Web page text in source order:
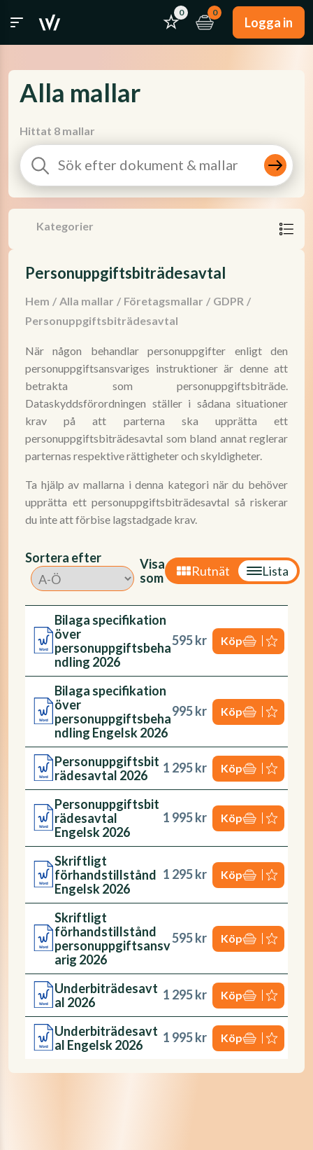
0 0
Logga in
Alla mallar
Hittat 8 mallar
Kategorier
Personuppgiftsbiträdesavtal
Hem / Alla mallar / Företagsmallar / GDPR /
Personuppgiftsbiträdesavtal
När någon behandlar personuppgifter enligt den
personuppgiftsansvariges instruktioner är denne att
betrakta som personuppgiftsbiträde.
Dataskyddsförordningen ställer i sådana situationer
krav på att parterna ska upprätta ett
personuppgiftsbiträdesavtal som bland annat reglerar
parternas respektive rättigheter och skyldigheter.
Ta hjälp av mallarna i denna kategori när du behöver
upprätta ett personuppgiftsbiträdesavtal så riskerar
du inte att förbise lagstadgade krav.
Sortera efter
Visa
som
Rutnät Lista
Bilaga specifikation
över
personuppgiftsbeha
ndling 2026
595 kr Köp
Bilaga specifikation
över
personuppgiftsbeha
ndling Engelsk 2026
995 kr Köp
Personuppgiftsbit
rädesavtal 2026
1 295 kr Köp
Personuppgiftsbit
rädesavtal
Engelsk 2026
1 995 kr Köp
Skriftligt
förhandstillstånd
Engelsk 2026
1 295 kr Köp
Skriftligt
förhandstillstånd
personuppgiftsansv
arig 2026
595 kr Köp
Underbiträdesavt
al 2026
1 295 kr Köp
Underbiträdesavt
al Engelsk 2026
1 995 kr Köp